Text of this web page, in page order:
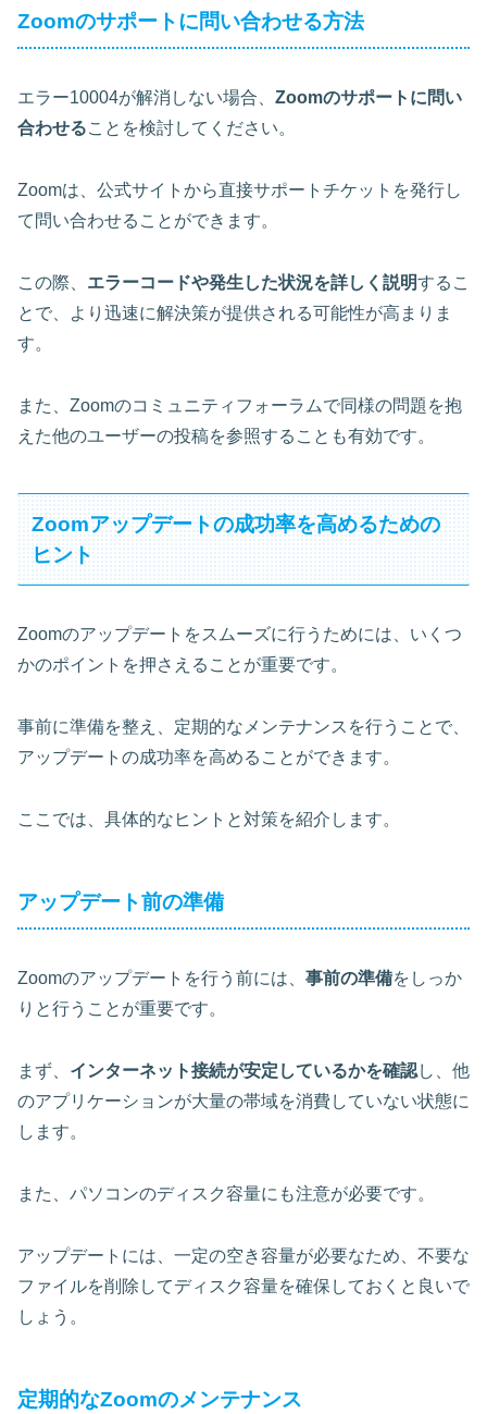
Zoomのサポートに問い合わせる方法
エラー10004が解消しない場合、 Zoomのサポートに問い
合わせることを検討してください。
Zoomは、公式サイトから直接サポートチケットを発行し
て問い合わせることができます。
この際、 エラーコードや発生した状況を詳しく説明するこ
とで、より迅速に解決策が提供される可能性が高まりま
す。
また、Zoomのコミュニティフォーラムで同様の問題を抱
えた他のユーザーの投稿を参照することも有効です。
Zoomアップデートの成功率を高めるための
ヒント
Zoomのアップデートをスムーズに行うためには、いくつ
かのポイントを押さえることが重要です。
事前に準備を整え、定期的なメンテナンスを行うことで、
アップデートの成功率を高めることができます。
ここでは、具体的なヒントと対策を紹介します。
アップデート前の準備
Zoomのアップデートを行う前には、 事前の準備をしっか
りと行うことが重要です。
まず、 インターネット接続が安定しているかを確認し、他
のアプリケーションが大量の帯域を消費していない状態に
します。
また、パソコンのディスク容量にも注意が必要です。
アップデートには、一定の空き容量が必要なため、 不要な
ファイルを削除してディスク容量を確保 しておくと良いで
しょう。
定期的なZoomのメンテナンス